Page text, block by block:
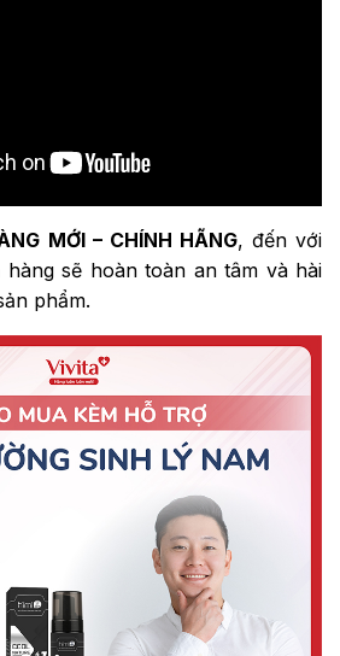
MỚI – CHÍNH HÃNG, đến với
hàng sẽ hoàn toàn an tâm và hài
phẩm.